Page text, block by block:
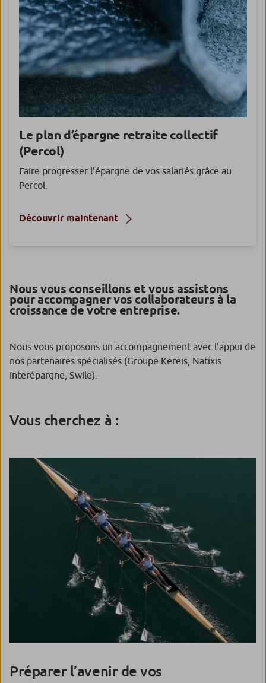
Le plan d’épargne retraite collectif
(Percol)
Faire progresser l’épargne de vos salariés grâce au
Percol.
Découvrir maintenant
Nous vous conseillons et vous assistons
pour accompagner vos collaborateurs à la
croissance de votre entreprise.
Nous vous proposons un accompagnement avec l’appui de
nos partenaires spécialisés (Groupe Kereis, Natixis
Interépargne, Swile).
Vous cherchez à :
Préparer l’avenir de vos